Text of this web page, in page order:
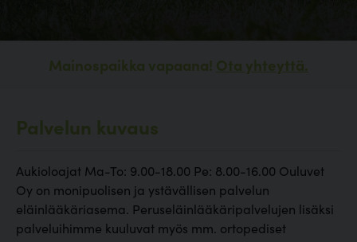
Mainospaikka vapaana! Ota yhteyttä.
Palvelun kuvaus
Aukioloajat Ma-To: 9.00-18.00 Pe: 8.00-16.00 Ouluvet
Oy on monipuolisen ja ystävällisen palvelun
eläinlääkäriasema. Peruseläinlääkäripalvelujen lisäksi
palveluihimme kuuluvat myös mm. ortopediset